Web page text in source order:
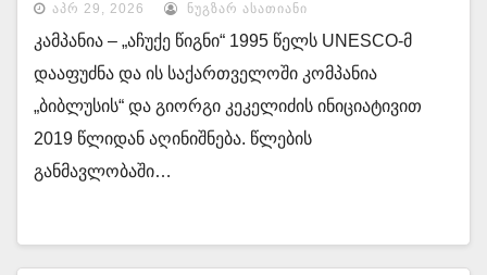
ᲐᲞᲠ 29, 2026 ᲜᲣᲒᲖᲐᲠ ᲐᲡᲐᲗᲘᲐᲜᲘ
კამპანია – „აჩუქე წიგნი“ 1995 წელს UNESCO-მ
დააფუძნა და ის საქართველოში კომპანია
„ბიბლუსის“ და გიორგი კეკელიძის ინიციატივით
2019 წლიდან აღინიშნება. წლების
განმავლობაში…